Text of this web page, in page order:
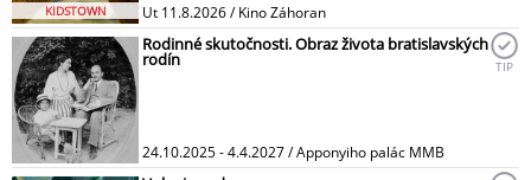
KIDSTOWN Ut 11.8.2026 / Kino Záhoran
Rodinné skutočnosti. Obraz života bratislavských
rodín
24.10.2025 - 4.4.2027 / Apponyiho palác MMB
TIP